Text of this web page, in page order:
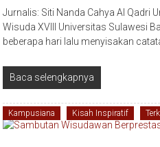
Jurnalis: Siti Nanda Cahya Al Qadri
Wisuda XVIII Universitas Sulawesi
beberapa hari lalu menyisakan
Baca selengkapnya
Kampusiana Kisah Inspiratif